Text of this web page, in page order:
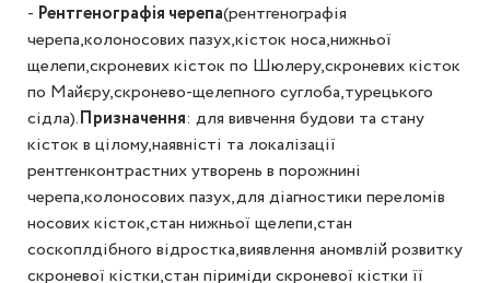
- Рентгенографія черепа(рентгенографія
черепа,колоносових пазух,кісток носа,нижньої
щелепи,скроневих кісток по Шюлеру,скроневих кісток
по Майєру,скронево-щелепного суглоба,турецького
сідла).Призначення: для вивчення будови та стану
кісток в цілому,наявністі та локалізації
рентгенконтрастних утворень в порожнині
черепа,колоносових пазух,для діагностики переломів
носових кісток,стан нижньої щелепи,стан
соскоплдібного відростка,виявлення аномвлій розвитку
скроневої кістки,стан піриміди скроневої кістки її